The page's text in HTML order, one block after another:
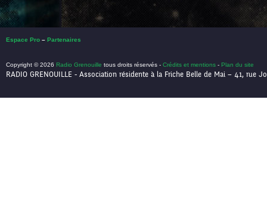
Espace Pro – Partenaires
Copyright © 2026 Radio Grenouille tous droits réservés - Crédits et mentions - Plan du site
RADIO GRENOUILLE - Association résidente à la Friche Belle de Mai – 41, rue